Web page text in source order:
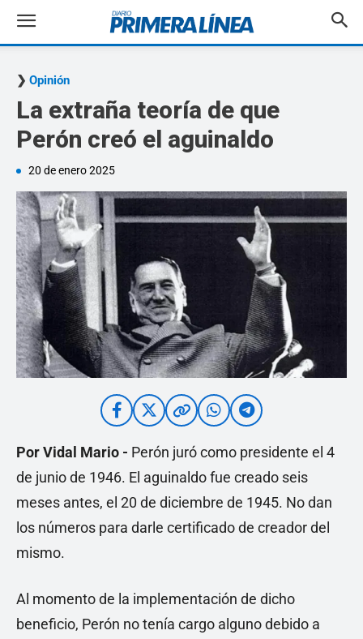
Opinión
La extraña teoría de que
Perón creó el aguinaldo
20 de enero 2025
Por Vidal Mario - Perón juró como presidente el 4
de junio de 1946. El aguinaldo fue creado seis
meses antes, el 20 de diciembre de 1945. No dan
los números para darle certificado de creador del
mismo.
Al momento de la implementación de dicho
beneficio, Perón no tenía cargo alguno debido a